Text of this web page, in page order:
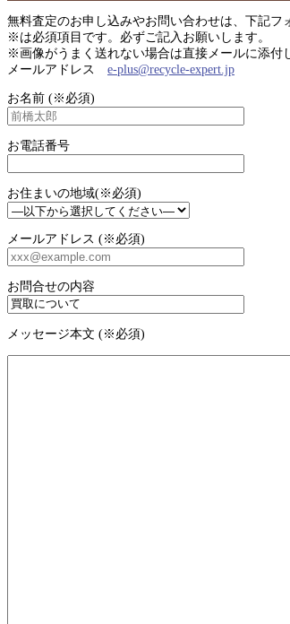
無料査定のお申し込みやお問い合わせは、下記フ
※は必須項目です。必ずご記入お願いします。
※画像がうまく送れない場合は直接メールに添付
メールアドレス e-plus@recycle-expert.jp
お名前 (※必須)
お電話番号
お住まいの地域(※必須)
メールアドレス (※必須)
お問合せの内容
メッセージ本文 (※必須)